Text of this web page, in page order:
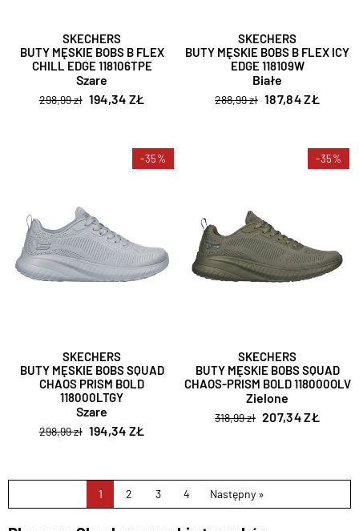
SKECHERS
BUTY MĘSKIE BOBS B FLEX
CHILL EDGE 118106TPE
Szare
298,99 zł 194,34 ZŁ
SKECHERS
BUTY MĘSKIE BOBS B FLEX ICY
EDGE 118109W
Białe
288,99 zł 187,84 ZŁ
-35%
SKECHERS
BUTY MĘSKIE BOBS SQUAD
CHAOS PRISM BOLD
118000LTGY
Szare
298,99 zł 194,34 ZŁ
-35%
SKECHERS
BUTY MĘSKIE BOBS SQUAD
CHAOS-PRISM BOLD 118000OLV
Zielone
318,99 zł 207,34 ZŁ
1 2 3 4 Następny »